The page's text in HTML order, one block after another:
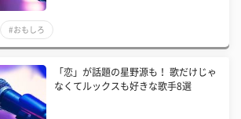
#おもしろ
​「恋」が話題の星野源も！ 歌だけじゃ
なくてルックスも好きな歌手8選